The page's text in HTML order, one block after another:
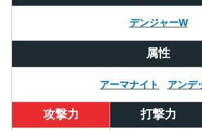
デンジャーW
属性
アーマナイト アンデ
攻撃力 打撃力